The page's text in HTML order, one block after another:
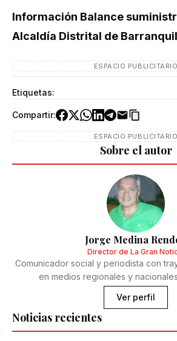
Información Balance
Alcaldía Distrital de
ESPACIO PUBLICITARIO
Etiquetas:
Compartir:
ESPACIO PUBLICITARIO
Noticias recientes
Sobre el autor
Jorge Medina
Director de La Gran
Comunicador social y periodista con
en medios regionales y
Ver perfil